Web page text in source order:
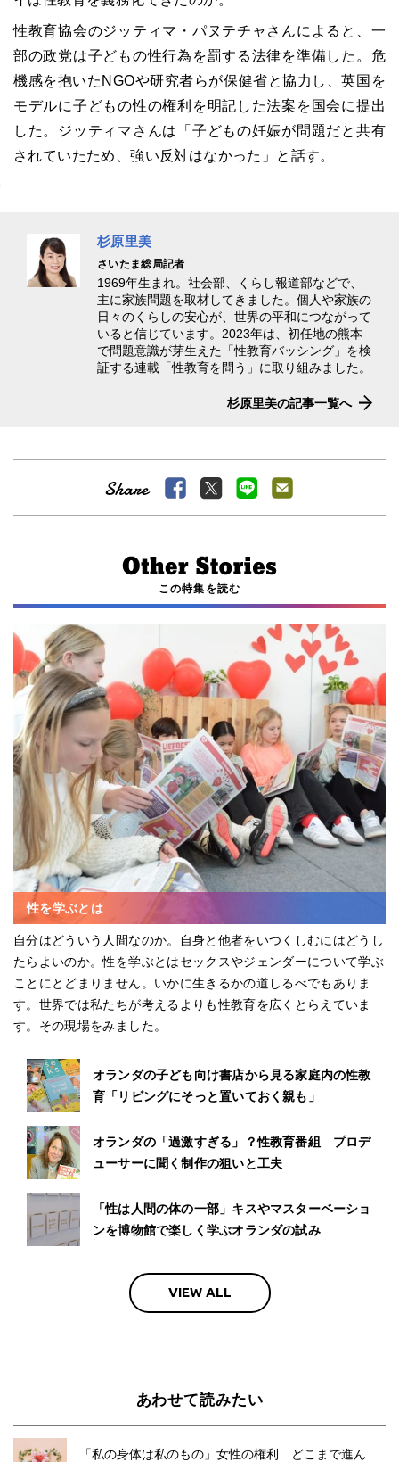
性教育協会のジッティマ・パヌテチャさんによると、一
部の政党は子どもの性行為を罰する法律を準備した。危
機感を抱いたNGOや研究者らが保健省と協力し、英国を
モデルに子どもの性の権利を明記した法案を国会に提出
した。
ジッティマ さんは「子どもの妊娠が問題だと共有
されていたため、強い反対はなかった」と話す。
杉原里美
さいたま総局記者
1969年生まれ。社会部、くらし報道部などで、
主に家族問題を取材してきました。個人や家族の
日々のくらしの安心が、世界の平和につながって
いると信じています。2023年は、初任地の熊本
で問題意識が芽生えた「性教育バッシング」を検
証する連載「性教育を問う」に取り組みました。
杉原里美の記事一覧へ
この特集を読む
性を学ぶとは
自分はどういう人間なのか。自身と他者をいつくしむにはどうし
たらよいのか。性を学ぶとはセックスやジェンダーについて学ぶ
ことにとどまりません。いかに生きるかの道しるべでもありま
す。世界では私たちが考えるよりも性教育を広くとらえていま
す。その現場をみました。
オランダの子ども向け書店から見る家庭内の性教
育「リビングにそっと置いておく親も」
オランダの「過激すぎる」？性教育番組 プロデ
ューサーに聞く制作の狙いと工夫
「性は人間の体の一部」キスやマスターベーショ
ンを博物館で楽しく学ぶオランダの試み
VIEW ALL
あわせて読みたい
「私の身体は私のもの」女性の権利 どこまで進ん